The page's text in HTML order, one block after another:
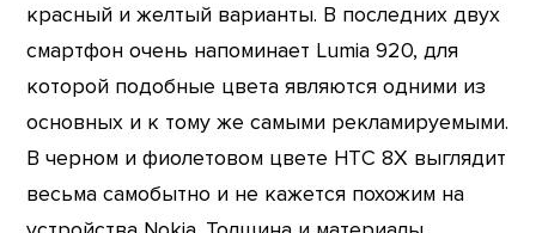
красный и желтый варианты. В последних двух
смартфон очень напоминает Lumia 920, для
которой подобные цвета являются одними из
основных и к тому же самыми рекламируемыми.
В черном и фиолетовом цвете HTC 8X выглядит
весьма самобытно и не кажется похожим на